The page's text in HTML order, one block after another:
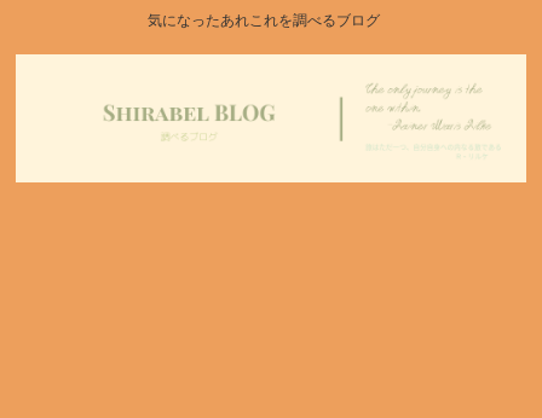
気になったあれこれを調べるブログ